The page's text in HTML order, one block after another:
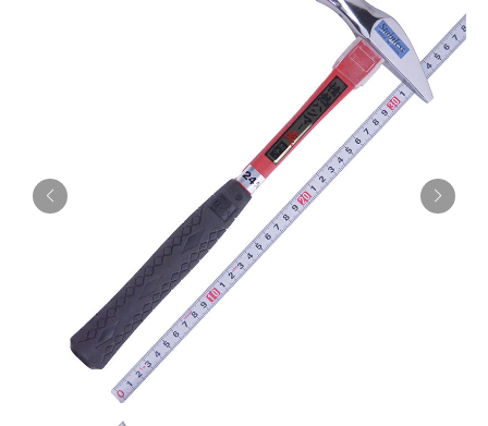
採用情報
お問い合わせはこちら